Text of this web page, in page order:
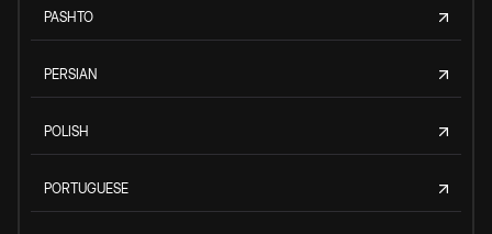
PASHTO
PERSIAN
POLISH
PORTUGUESE